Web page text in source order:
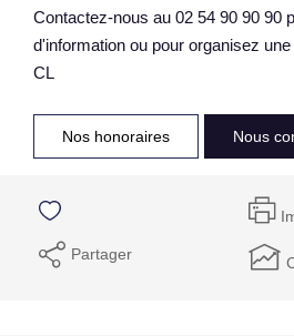
Contactez-nous au 02 54 90 90 90
d'information ou pour organisez
CL
Nos honoraires Nous
Partager